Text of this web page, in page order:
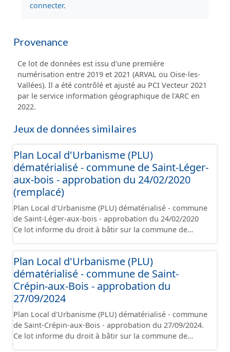
connecter.
Provenance
Ce lot de données est issu d'une première
numérisation entre 2019 et 2021 (ARVAL ou Oise-les-
Vallées). Il a été contrôlé et ajusté au PCI Vecteur 2021
par le service information géographique de l'ARC en
2022.
Jeux de données similaires
Plan Local d'Urbanisme (PLU)
dématérialisé - commune de Saint-Léger-
aux-bois - approbation du 24/02/2020
(remplacé)
Plan Local d'Urbanisme (PLU) dématérialisé - commune
de Saint-Léger-aux-bois - approbation du 24/02/2020
Ce lot informe du droit à bâtir sur la commune de
du CNIG et contient les pièces administratives, le
rapport de présentation, le PADD, le règlement (à
l'exception des plans de zonages), les annexes, les
orientations d'aménagement et les données
géographiques. Malgré l'attention portée à la création
de ces données, il est rappelé que seuls les documents
papier font foi et sont opposables d'un point de vue
juridique.
Plan Local d'Urbanisme (PLU)
dématérialisé - commune de Saint-
Crépin-aux-Bois - approbation du
27/09/2024
Plan Local d'Urbanisme (PLU) dématérialisé - commune
de Saint-Crépin-aux-Bois - approbation du 27/09/2024.
Ce lot informe du droit à bâtir sur la commune de